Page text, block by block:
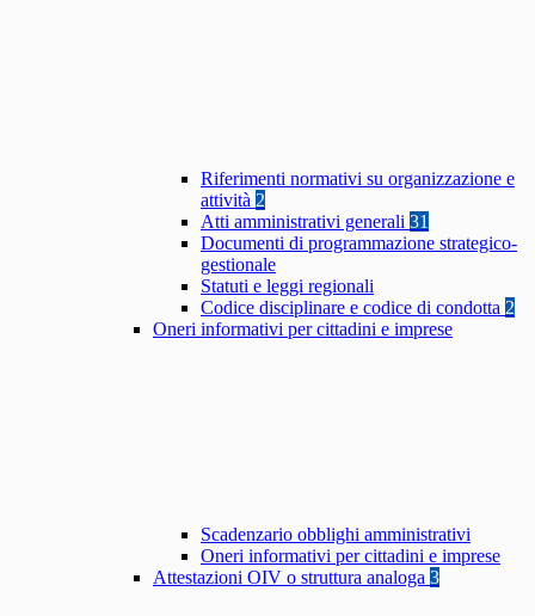
Riferimenti normativi su organizzazione e
attività 2
Atti amministrativi generali 31
Documenti di programmazione strategico-
gestionale
Statuti e leggi regionali
Codice disciplinare e codice di condotta 2
Oneri informativi per cittadini e imprese
Scadenzario obblighi amministrativi
Oneri informativi per cittadini e imprese
Attestazioni OIV o struttura analoga 3